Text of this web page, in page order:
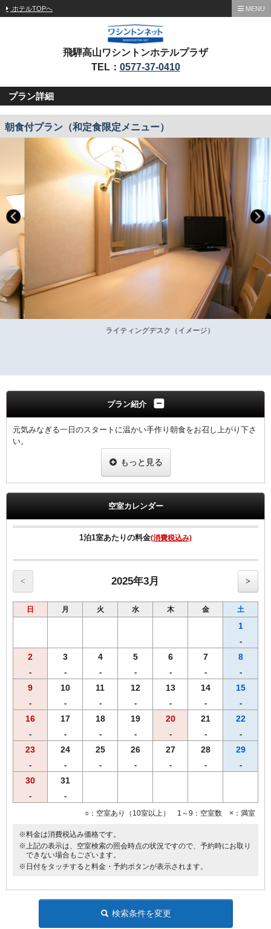
ホテルTOPへ MENU
飛騨高山ワシントンホテルプラザ
TEL： 0577-37-0410
プラン詳細
朝食付プラン（和定食限定メニュー）
ライティングデスク（イメージ）
プラン紹介
元気みなぎる一日のスタートに温かい手作り朝食をお召し上がり下さ
い。
領収書は、宿泊代として一括表記されます。
飛騨の郷土料理を豊富に盛り込んだ和定食（現在和朝食のみの提供と
なります）
完備。
・ご宿泊者様専用の大浴場をご利用いただけます。
もっと見る
空室カレンダー
1泊1室あたりの料金(消費税込み)
< 2025年3月 >
日 月 火 水 木 金 土
1
-
2
-
3
-
4
-
5
-
6
-
7
-
8
-
9
-
10
-
11
-
12
-
13
-
14
-
15
-
16
-
17
-
18
-
19
-
20
-
21
-
22
-
23
-
24
-
25
-
26
-
27
-
28
-
29
-
30
-
31
-
○：空室あり（10室以上） 1～9：空室数 ×：満室
※料金は消費税込み価格です。
※上記の表示は、空室検索の照会時点の状況ですので、予約時にお取り
できない場合もございます。
※日付をタッチすると料金・予約ボタンが表示されます。
検索条件を変更